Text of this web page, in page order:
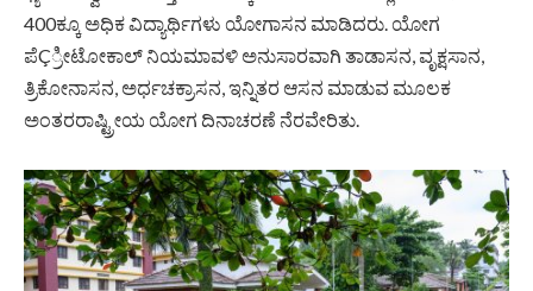
400ಕ್ಕೂ ಅಧಿಕ ವಿದ್ಯಾರ್ಥಿಗಳು ಯೋಗಾಸನ ಮಾಡಿದರು. ಯೋಗ
ಪೆÇ್ರೀಟೋಕಾಲ್ ನಿಯಮಾವಳಿ ಅನುಸಾರವಾಗಿ ತಾಡಾಸನ, ವೃಕ್ಷಸಾನ,
ತ್ರಿಕೋನಾಸನ, ಅರ್ಧಚಕ್ರಾಸನ, ಇನ್ನಿತರ ಆಸನ ಮಾಡುವ ಮೂಲಕ
ಅಂತರರಾಷ್ಟ್ರೀಯ ಯೋಗ ದಿನಾಚರಣೆ ನೆರವೇರಿತು.